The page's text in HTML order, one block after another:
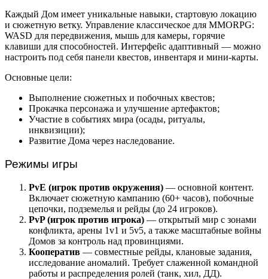
Каждый Дом имеет уникальные навыки, стартовую локацию
и сюжетную ветку. Управление классическое для MMORPG:
WASD для передвижения, мышь для камеры, горячие
клавиши для способностей. Интерфейс адаптивный — можно
настроить под себя панели квестов, инвентаря и мини-карты.
Основные цели:
Выполнение сюжетных и побочных квестов;
Прокачка персонажа и улучшение артефактов;
Участие в событиях мира (осады, ритуалы,
инквизиции);
Развитие Дома через наследование.
Режимы игры
PvE (игрок против окружения) — основной контент.
Включает сюжетную кампанию (60+ часов), побочные
цепочки, подземелья и рейды (до 24 игроков).
PvP (игрок против игрока) — открытый мир с зонами
конфликта, арены 1v1 и 5v5, а также масштабные войны
Домов за контроль над провинциями.
Кооператив — совместные рейды, клановые задания,
исследование аномалий. Требует слаженной командной
работы и распределения ролей (танк, хил, ДД).